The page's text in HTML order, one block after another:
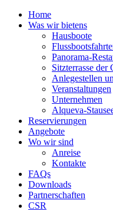
Home
Was wir bietens
Hausboote
Panorama-
Sitzterrasse der
Anlegestellen
Veranstaltungen
Unternehmen
Alqueva-
Reservierungen
Angebote
Wo wir sind
Anreise
Kontakte
FAQs
Downloads
Partnerschaften
CSR